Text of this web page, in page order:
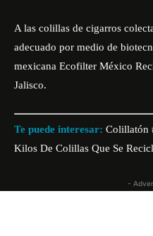
A las colillas de cigarros
adecuado por medio de
mexicana Ecofilter México
Jalisco.
Te puede interesar: Colillatón
Kilos De Colillas Que Se
-